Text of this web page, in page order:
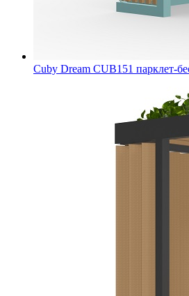
Cuby Dream CUB151 парклет-